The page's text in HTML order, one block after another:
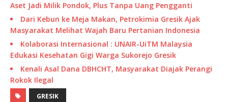
Aset Jadi Milik Pondok, Plus Tanpa Uang Pengganti
Dari Kebun ke Meja Makan, Petrokimia Gresik Ajak
Masyarakat Melihat Wajah Baru Pertanian Indonesia
Kolaborasi Internasional : UNAIR-UiTM Malaysia
Edukasi Kesehatan Gigi Warga Sukorejo Gresik
Kenali Asal Dana DBHCHT, Masyarakat Diajak Perangi
Rokok Ilegal
GRESIK